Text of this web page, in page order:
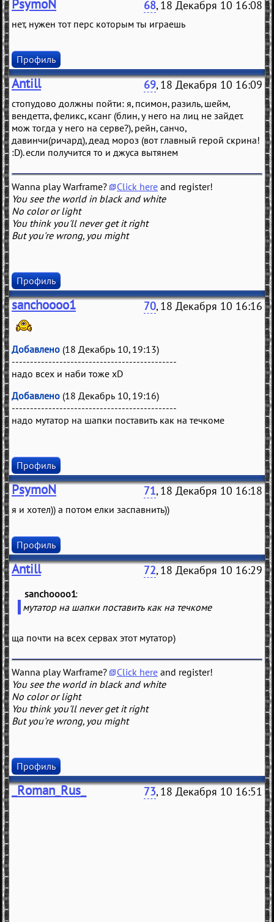
PsymoN 68, 18 Декабря 10 16:08
нет, нужен тот перс которым ты играешь
Профиль
Antill 69, 18 Декабря 10 16:09
стопудово должны пойти: я, псимон, разиль, шейм,
вендетта, феликс, ксанг (блин, у него на лиц не зайдет.
мож тогда у него на серве?), рейн, санчо,
давинчи(ричард), деад мороз (вот главный герой скрина!
:D). если получится то и джуса вытянем
Wanna play Warframe? Click here and register!
You see the world in black and white
No color or light
You think you'll never get it right
But you're wrong, you might
Профиль
sanchoooo1 70, 18 Декабря 10 16:16
Добавлено (18 Декабрь 10, 19:13)
---------------------------------------------
надо всех и наби тоже xD
Добавлено (18 Декабрь 10, 19:16)
---------------------------------------------
надо мутатор на шапки поставить как на течкоме
Профиль
PsymoN 71, 18 Декабря 10 16:18
я и хотел)) а потом елки заспавнить))
Профиль
Antill 72, 18 Декабря 10 16:29
sanchoooo1
мутатор на шапки поставить как на течкоме
ща почти на всех сервах этот мутатор)
Wanna play Warframe? Click here and register!
You see the world in black and white
No color or light
You think you'll never get it right
But you're wrong, you might
Профиль
_Roman_Rus_ 73, 18 Декабря 10 16:51